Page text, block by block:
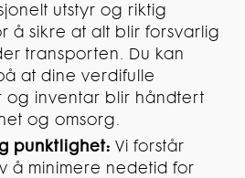
utstyr og riktig
å sikre at alt blir forsvarlig
transporten. Du kan
at dine verdifulle
og inventar blir håndtert
og omsorg.
punktlighet: Vi forstår
å minimere nedetid for